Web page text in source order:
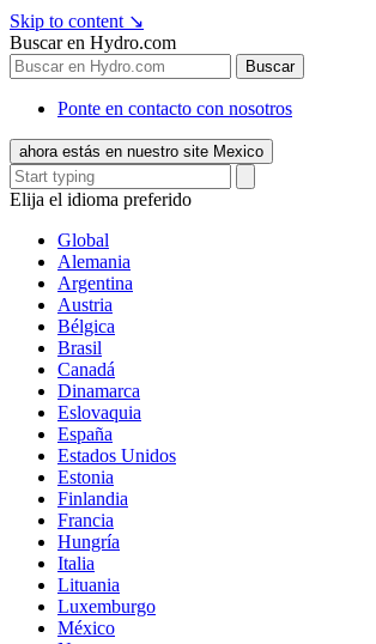
Skip to content ↘
Buscar en Hydro.com
Buscar
Ponte en contacto con nosotros
ahora estás en nuestro site Mexico
Elija el idioma preferido
Global
Alemania
Argentina
Austria
Bélgica
Brasil
Canadá
Dinamarca
Eslovaquia
España
Estados Unidos
Estonia
Finlandia
Francia
Hungría
Italia
Lituania
Luxemburgo
México